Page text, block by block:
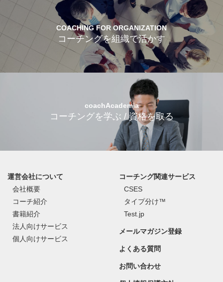
COACHING FOR ORGANIZATION
コーチングを組織で活かす
coachAcademia
コーチングを学ぶ / 資格を取る
運営会社について
会社概要
コーチ紹介
書籍紹介
法人向けサービス
個人向けサービス
コーチング関連サービス
CSES
タイプ分け™
Test.jp
メールマガジン登録
よくある質問
お問い合わせ